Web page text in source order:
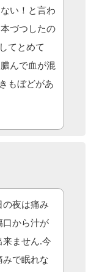
い！と言わ
づつしたの
てとめて
んで血が混
もぼどがあ
夜は痛み
口から汁が
ません.今
で眠れな